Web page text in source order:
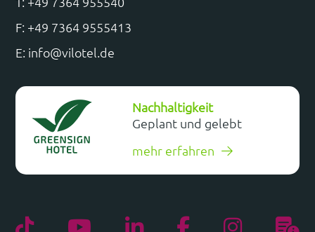
F: +49 7364 9555413
E: info@vilotel.de
Nachhaltigkeit
Geplant und gelebt
mehr erfahren